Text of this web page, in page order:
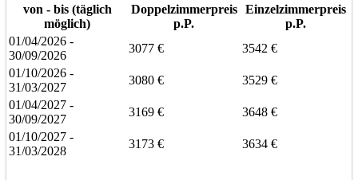
von - bis (täglich
möglich)
Doppelzimmerpreis
p.P.
Einzelzimmerpreis
p.P.
01/04/2026 -
30/09/2026
3077 €
3542 €
01/10/2026 -
31/03/2027
3080 €
3529 €
01/04/2027 -
30/09/2027
3169 €
3648 €
01/10/2027 -
31/03/2028
3173 € 3634 €
Eine unverbindliche Anfrage stellen